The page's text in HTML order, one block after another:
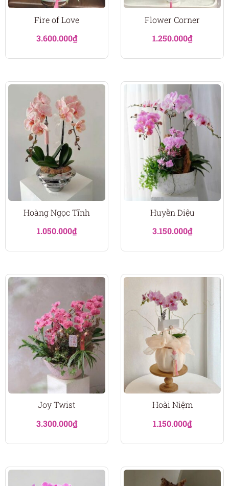
Fire of Love
3.600.000₫
Flower Corner
1.250.000₫
Hoàng Ngọc Tĩnh
1.050.000₫
Huyền Diệu
3.150.000₫
Joy Twist
3.300.000₫
Hoài Niệm
1.150.000₫